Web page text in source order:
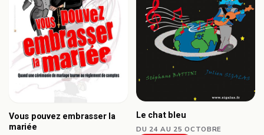
Vous pouvez embrasser la
mariée
Le chat bleu
DU 24 AU 25 OCTOBRE